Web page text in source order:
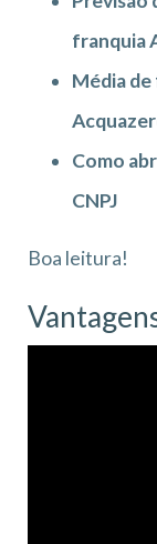
franquia
Média
Como
CNPJ
Boa leitura!